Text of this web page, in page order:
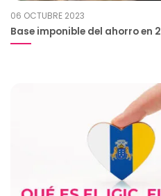
06 OCTUBRE 2023
Base imponible del ahorro en